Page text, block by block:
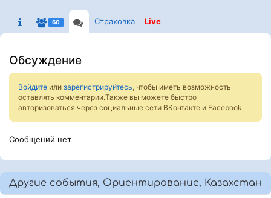
60 Страховка Live
Обсуждение
Войдите или зарегистрируйтесь, чтобы иметь возможность
оставлять комментарии.Также вы можете быстро
авторизоваться через социальные сети ВКонтакте и Facebook.
Сообщений нет
Другие события, Ориентирование, Казахстан